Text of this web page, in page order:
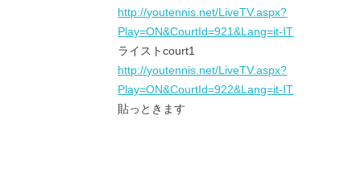
http://youtennis.net/LiveTV.aspx?
Play=ON&CourtId=921&Lang=it-IT
ライストcourt1
http://youtennis.net/LiveTV.aspx?
Play=ON&CourtId=922&Lang=it-IT
貼っときます